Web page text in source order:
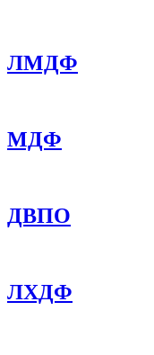
ЛМДФ
МДФ
ДВПО
ЛХДФ